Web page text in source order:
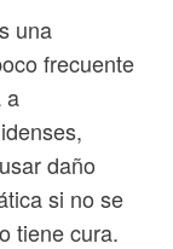
una
frecuente
a
daño
si no se
tiene cura.